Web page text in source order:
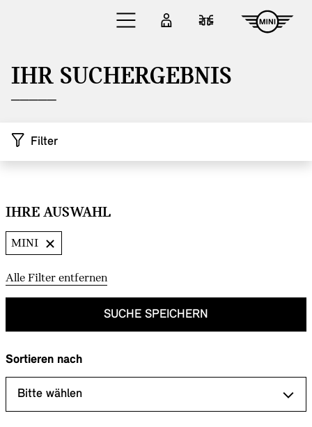
Zum Hauptinhalt springen
Anmelden
IHR SUCHERGEBNIS
Filter
Zu den Ergebnissen springen
IHRE AUSWAHL
MINI
Alle Filter entfernen
SUCHE SPEICHERN
Sortieren nach